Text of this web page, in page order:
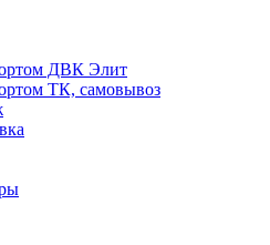
ДВК Элит
ТК, самовывоз